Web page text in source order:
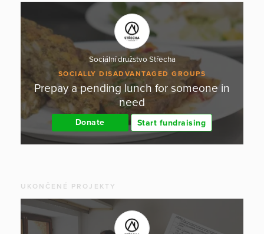
Sociální družstvo Střecha
SOCIALLY DISADVANTAGED GROUPS
Prepay a pending lunch for someone in
need
Donate Start fundraising
UKONČENÉ PROJEKTY